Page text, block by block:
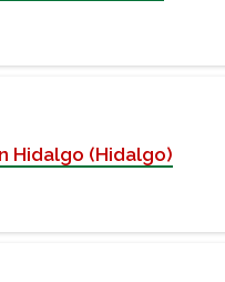
Hidalgo (Hidalgo)